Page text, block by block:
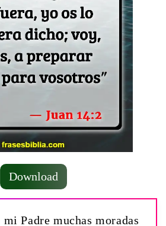
Download
mi Padre muchas moradas